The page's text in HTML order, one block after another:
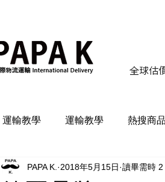
全球估
運輸教學 運輸教學 熱搜商品
PAPA K. 2018年5月15日 讀畢需時 2